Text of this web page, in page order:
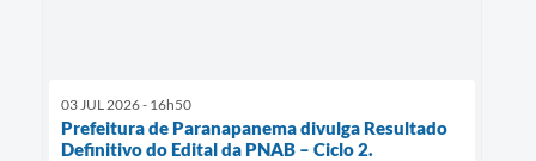
03 JUL 2026 - 16h50
Prefeitura de Paranapanema divulga Resultado
Definitivo do Edital da PNAB – Ciclo 2.